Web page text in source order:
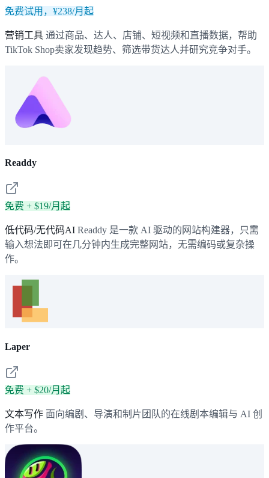
免费试用，¥238/月起
营销工具 通过商品、达人、店铺、短视频和直播数据，帮助
TikTok Shop卖家发现趋势、筛选带货达人并研究竞争对手。
Readdy
免费 + $19/月起
低代码/无代码AI Readdy 是一款 AI 驱动的网站构建器，只需
输入想法即可在几分钟内生成完整网站，无需编码或复杂操
作。
Laper
免费 + $20/月起
文本写作 面向编剧、导演和制片团队的在线剧本编辑与 AI 创
作平台。